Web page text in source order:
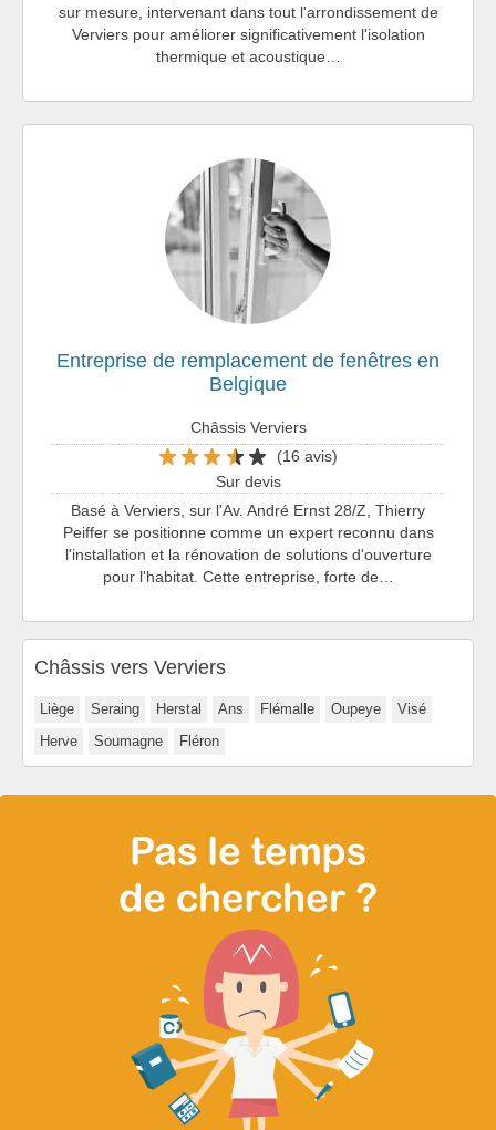
sur mesure, intervenant dans tout l'arrondissement de
Verviers pour améliorer significativement l'isolation
thermique et acoustique…
Entreprise de remplacement de fenêtres en
Belgique
Châssis Verviers
(16 avis)
Sur devis
Basé à Verviers, sur l'Av. André Ernst 28/Z, Thierry
Peiffer se positionne comme un expert reconnu dans
l'installation et la rénovation de solutions d'ouverture
pour l'habitat. Cette entreprise, forte de…
Châssis vers Verviers
Liège Seraing Herstal Ans Flémalle Oupeye
Visé
Herve
Soumagne Fléron